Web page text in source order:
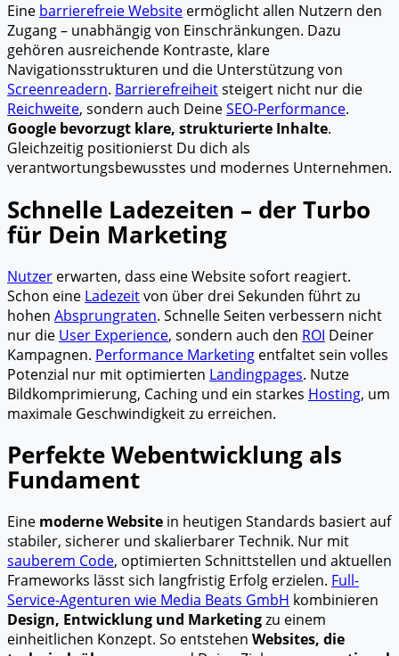
Eine barrierefreie Website ermöglicht allen Nutzern den
Zugang – unabhängig von Einschränkungen. Dazu
gehören ausreichende Kontraste, klare
Navigationsstrukturen und die Unterstützung von
Screenreadern. Barrierefreiheitsteigert nicht nur die
Reichweite, sondern auch DeineSEO-Performance.
Google bevorzugt klare, strukturierte Inhalte.
Gleichzeitig positionierst Du dich als
verantwortungsbewusstes und modernes Unternehmen.
Schnelle Ladezeiten – der Turbo
für Dein Marketing
Nutzer erwarten, dass eine Website sofort reagiert.
Schon eine Ladezeitvon über drei Sekunden führt zu
hohen Absprungraten. Schnelle Seiten verbessern nicht
nur die User Experience, sondern auch den ROI Deiner
Kampagnen. Performance Marketing entfaltet sein volles
Potenzial nur mit optimierten Landingpages. Nutze
Bildkomprimierung, Caching und ein starkes Hosting, um
maximale Geschwindigkeit zu erreichen.
Perfekte Webentwicklung als
Fundament
Eine moderne Website in heutigen Standards basiert auf
stabiler, sicherer und skalierbarer Technik. Nur mit
sauberem Code, optimierten Schnittstellen und aktuellen
Frameworks lässt sich langfristig Erfolg erzielen. Full-
Service-Agenturen wie Media Beats GmbH kombinieren
Design, Entwicklung und Marketingzu einem
einheitlichen Konzept. So entstehen Websites, die